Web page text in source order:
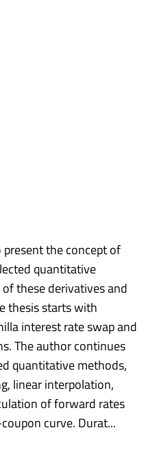
the concept of
quantitative
these derivatives and
thesis starts with
interest rate swap and
The author continues
quantitative methods,
linear interpolation,
of forward rates
curve. Durat...